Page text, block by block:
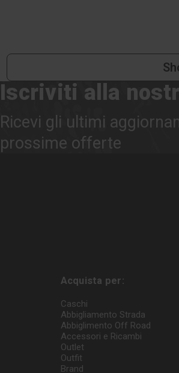
Iscriviti alla
Ricevi gli ultimi
prossime offerte
Acquista per:
Caschi
Abbigliamento Strada
Abbiglimento Off Road
Accessori e Ricambi
Outlet
Outfit
Brand